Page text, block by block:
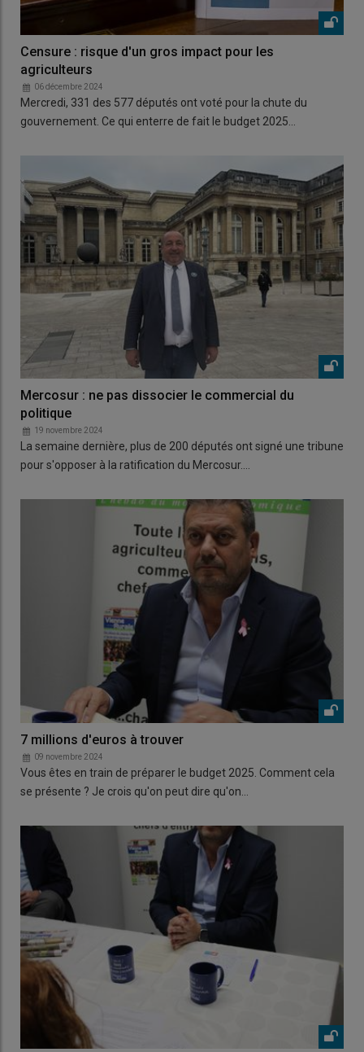
Censure : risque d'un gros impact pour les
agriculteurs
06 décembre 2024
Mercredi, 331 des 577 députés ont voté pour la chute du
gouvernement. Ce qui enterre de fait le budget 2025…
Mercosur : ne pas dissocier le commercial du
politique
19 novembre 2024
La semaine dernière, plus de 200 députés ont signé une tribune
pour s'opposer à la ratification du Mercosur.…
7 millions d'euros à trouver
09 novembre 2024
Vous êtes en train de préparer le budget 2025. Comment cela
se présente ? Je crois qu'on peut dire qu'on…